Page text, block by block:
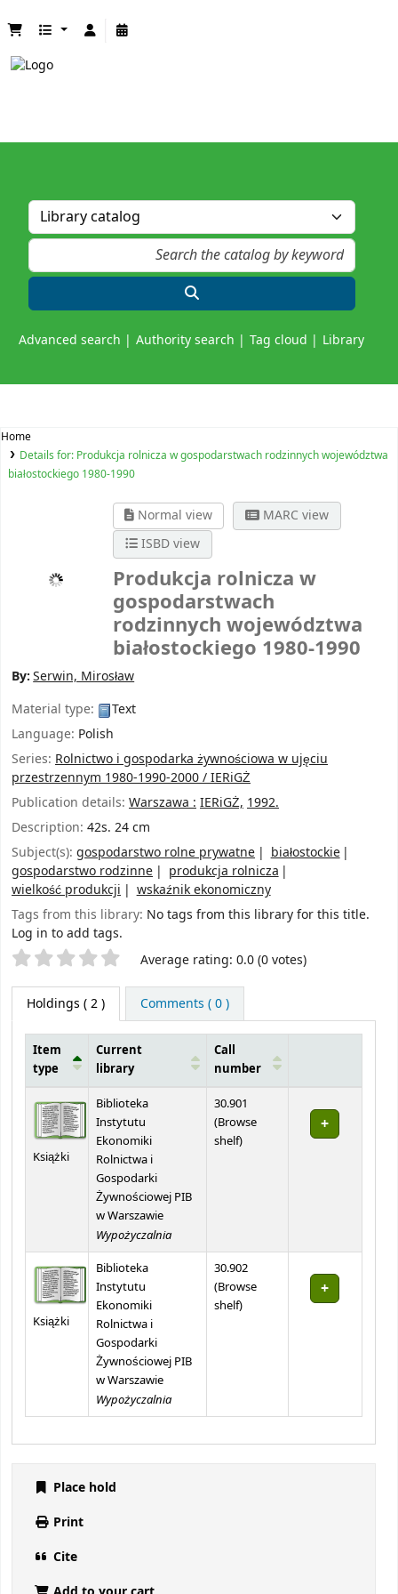
Advanced search Authority search Tag cloud Library
Home
Details for: Produkcja rolnicza w gospodarstwach rodzinnych województwa
białostockiego 1980-1990
Normal view
MARC view
ISBD view
Produkcja rolnicza w
gospodarstwach
rodzinnych województwa
białostockiego 1980-1990
By:Serwin, Mirosław
Material type:
Text
Language: Polish
Series: Rolnictwo i gospodarka żywnościowa w ujęciu
przestrzennym 1980-1990-2000 / IERiGŻ
Publication details: Warszawa :IERiGŻ,1992.
Description: 42s. 24 cm
Subject(s): gospodarstwo rolne prywatne
białostockie
gospodarstwo rodzinne
produkcja rolnicza
wielkość produkcji
wskaźnik ekonomiczny
Tags from this library: No tags from this library for this title.
Log in to add tags.
Star ratings Average rating: 0.0 (0 votes)
Holdings ( 2 ) Comments ( 0 )
Item
type
Current
library
Call
number
Książki
Biblioteka
Instytutu
Ekonomiki
Rolnictwa i
Gospodarki
Żywnościowej PIB
w Warszawie
Wypożyczalnia
30.901
(Browse
shelf(Opens below)
)
Książki
Biblioteka
Instytutu
Ekonomiki
Rolnictwa i
Gospodarki
Żywnościowej PIB
w Warszawie
Wypożyczalnia
30.902
(Browse
shelf(Opens below)
)
Place hold
Print
Cite